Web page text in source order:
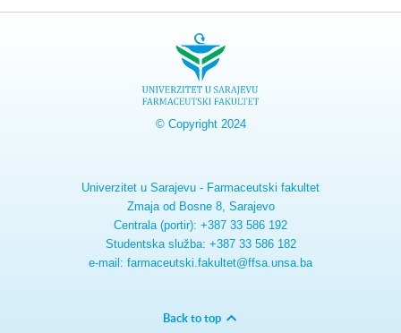
© Copyright 2024
Univerzitet u Sarajevu - Farmaceutski fakultet
Zmaja od Bosne 8, Sarajevo
Centrala (portir): +387 33 586 192
Studentska služba: +387 33 586 182
e-mail: farmaceutski.fakultet@ffsa.unsa.ba
Back to top